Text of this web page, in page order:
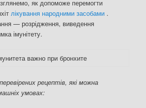
як допоможе перемогти
лікування народними засобами .
— розрідження, виведення
імунітету.
рецептів, які можна
умовах: